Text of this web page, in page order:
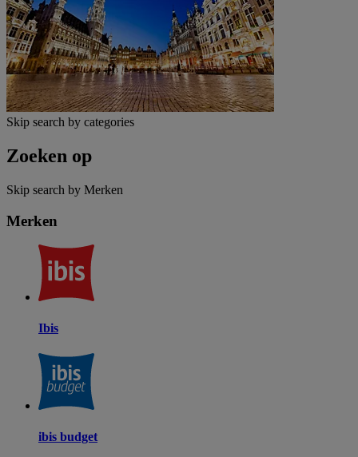
Skip search by categories
Zoeken op
Skip search by Merken
Merken
Ibis
ibis budget